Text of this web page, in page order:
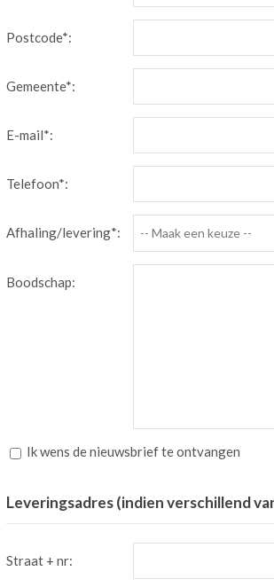
Postcode*:
Gemeente*:
E-mail*:
Telefoon*:
Afhaling/levering*: -- Maak een keuze --
Boodschap:
Ik wens de nieuwsbrief te ontvangen
Leveringsadres (indien verschillend
Straat + nr: